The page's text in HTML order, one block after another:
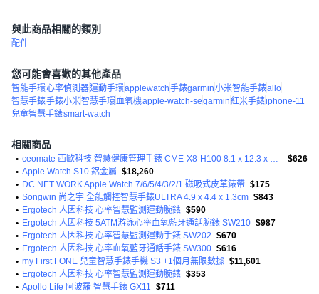
與此商品相關的類別
配件
您可能會喜歡的其他產品
智能手環心率偵測器運動手環applewatch手錶garmin小米智能手錶allo
智慧手錶手錶小米智慧手環血氧機apple-watch-segarmin紅米手錶iphone-11
兒童智慧手錶smart-watch
相關商品
• ceomate 西歐科技 智慧健康管理手錶 CME-X8-H100 8.1 x 12.3 x 2.9cm 天空藍 40g
$626
• Apple Watch S10 鋁金屬 $18,260
• DC NET WORK Apple Watch 7/6/5/4/3/2/1 磁吸式皮革錶帶 $175
• Songwin 尚之宇 全能觸控智慧手錶ULTRA 4.9 x 4.4 x 1.3cm $843
• Ergotech 人因科技 心率智慧監測運動腕錶 $590
• Ergotech 人因科技 5ATM游泳心率血氧藍牙通話腕錶 SW210 $987
• Ergotech 人因科技 心率智慧監測運動手錶 SW202 $670
• Ergotech 人因科技 心率血氧藍牙通話手錶 SW300 $616
• my First FONE 兒童智慧手錶手機 S3 +1個月無限數據 $11,601
• Ergotech 人因科技 心率智慧監測運動腕錶 $353
• Apollo Life 阿波羅 智慧手錶 GX11 $711